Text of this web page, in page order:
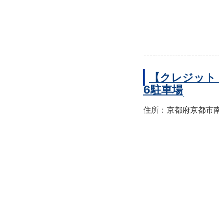
【クレジッ
6駐車場
住所：京都府京都市